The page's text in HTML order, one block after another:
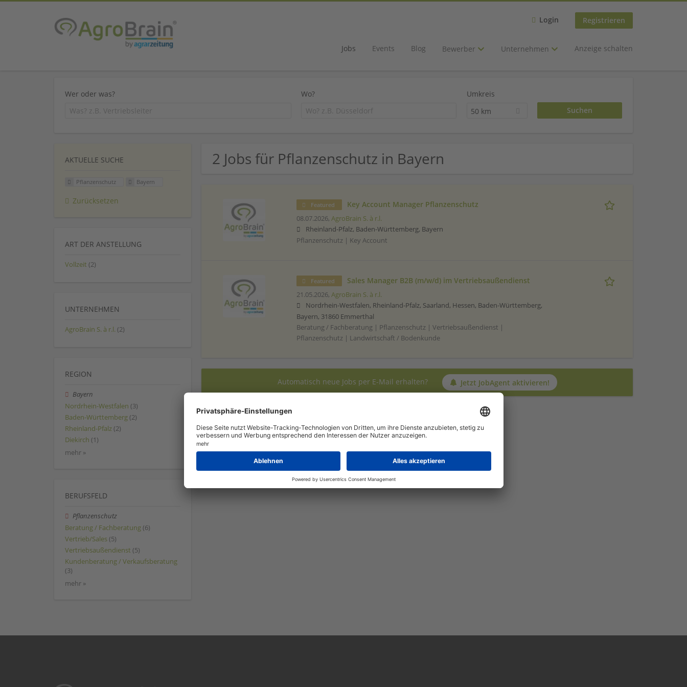
Login Registrieren
Jobs Events Blog Bewerber Unternehmen Anzeige schalten
Wer oder was? Wo?
Umkreis
50 km
2 Jobs für Pflanzenschutz in Bayern
Featured Key Account Manager Pflanzenschutz
08.07.2026, AgroBrain S. à r.l.
Rheinland-Pfalz, Baden-Württemberg, Bayern
Pflanzenschutz | Key Account
Featured Sales Manager B2B (m/w/d) im Vertriebsaußendienst
21.05.2026, AgroBrain S. à r.l.
Nordrhein-Westfalen, Rheinland-Pfalz, Saarland, Hessen, Baden-Württemberg,
Bayern, 31860 Emmerthal
Beratung / Fachberatung | Pflanzenschutz | Vertriebsaußendienst |
Pflanzenschutz | Landwirtschaft / Bodenkunde
Automatisch neue Jobs per E-Mail erhalten? Jetzt JobAgent aktivieren!
AKTUELLE SUCHE
Pflanzenschutz Bayern
Zurücksetzen
ART DER ANSTELLUNG
Vollzeit (2)
UNTERNEHMEN
AgroBrain S. à r.l. (2)
REGION
Bayern
Nordrhein-Westfalen (3)
Baden-Württemberg (2)
Rheinland-Pfalz (2)
Diekirch (1)
mehr »
BERUFSFELD
Pflanzenschutz
Beratung / Fachberatung (6)
Vertrieb/Sales (5)
Vertriebsaußendienst (5)
Kundenberatung / Verkaufsberatung
(3)
mehr »